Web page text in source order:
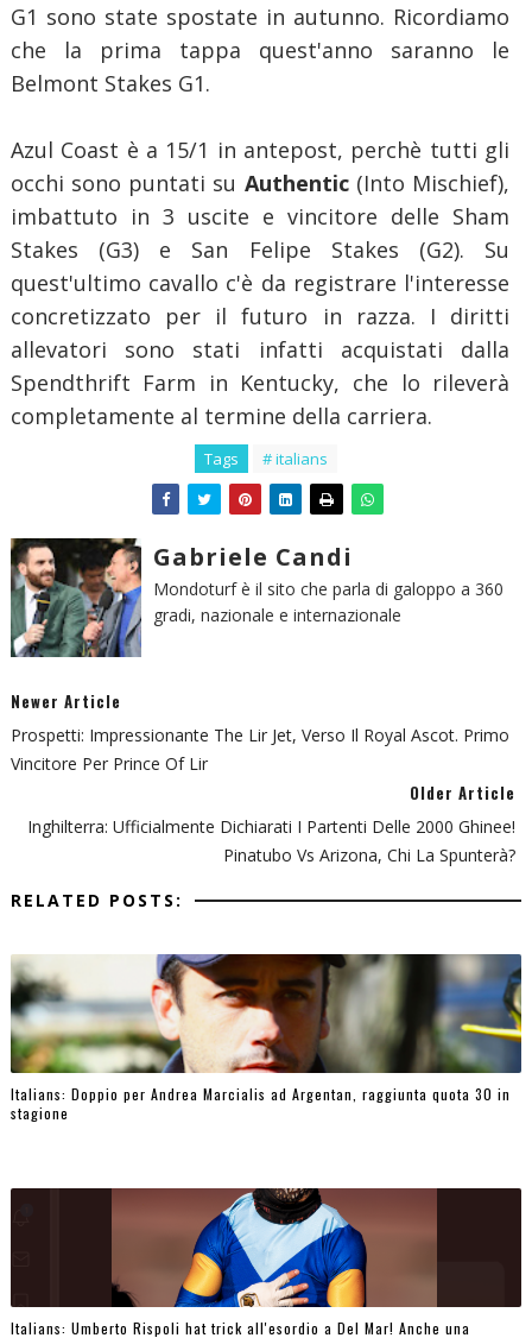
G1 sono state spostate in autunno. Ricordiamo
che la prima tappa quest'anno saranno le
Belmont Stakes G1.
Azul Coast è a 15/1 in antepost, perchè tutti gli
occhi sono puntati su Authentic(Into Mischief),
imbattuto in 3 uscite e vincitore delle Sham
Stakes (G3) e San Felipe Stakes (G2). Su
quest'ultimo cavallo c'è da registrare l'interesse
concretizzato per il futuro in razza. I diritti
allevatori sono stati infatti acquistati dalla
Spendthrift Farm in Kentucky, che lo rileverà
completamente al termine della carriera.
Tags # italians
Gabriele Candi
Mondoturf è il sito che parla di galoppo a 360
gradi, nazionale e internazionale
Newer Article
Prospetti: Impressionante The Lir Jet, Verso Il Royal Ascot. Primo
Vincitore Per Prince Of Lir
Older Article
Inghilterra: Ufficialmente Dichiarati I Partenti Delle 2000 Ghinee!
Pinatubo Vs Arizona, Chi La Spunterà?
RELATED POSTS:
Italians: Doppio per Andrea Marcialis ad Argentan, raggiunta quota 30 in
stagione
Italians: Umberto Rispoli hat trick all'esordio a Del Mar! Anche una